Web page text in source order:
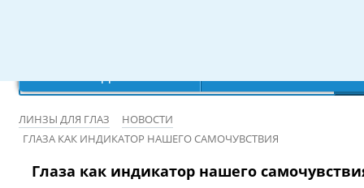
ЛИНЗЫ ДЛЯ ГЛАЗ
НОВОСТИ
ГЛАЗА КАК ИНДИКАТОР НАШЕГО САМОЧУВСТВИЯ
Глаза как индикатор нашего